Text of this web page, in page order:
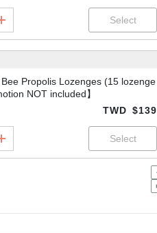
Propolis Lozenges (15 lozenge
NOT included】
TWD $139